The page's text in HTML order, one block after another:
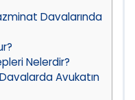
Davalarında
Nelerdir?
Avukatın